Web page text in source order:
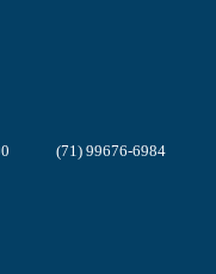
(71) 99676-6984